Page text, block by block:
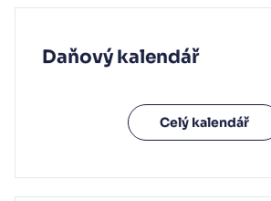
Daňový kalendář
Celý kalendář